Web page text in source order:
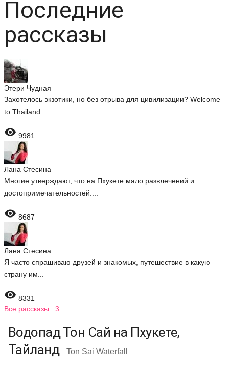
Последние
рассказы
Этери Чудная
Захотелось экзотики, но без отрыва для цивилизации? Welcome
to Thailand....
 9981
Лана Стесина
Многие утверждают, что на Пхукете мало развлечений и
достопримечательностей....
 8687
Лана Стесина
Я часто спрашиваю друзей и знакомых, путешествие в какую
страну им...
 8331
Все рассказы 3
Водопад Тон Сай на Пхукете,
Тайланд
Ton Sai Waterfall